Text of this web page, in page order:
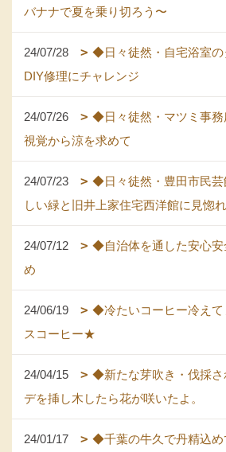
バナナで夏を乗り切ろう〜
24/07/28
◆日々徒然・自宅浴室の
DIY修理にチャレンジ
24/07/26
◆日々徒然・マツミ事
視覚から涼を求めて
24/07/23
◆日々徒然・豊田市民芸
しい緑と旧井上家住宅西洋館に見惚
24/07/12
◆自治体を通した安心安
め
24/06/19
◆冷たいコーヒー冷えて
スコーヒー★
24/04/15
◆新たな芽吹き・伐採さ
デを挿し木したら花が咲いたよ。
24/01/17
◆千葉の牛久で丹精込め